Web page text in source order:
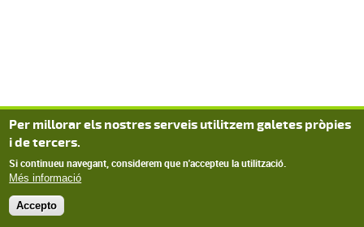
Per millorar els nostres serveis utilitzem galetes pròpies
i de tercers.
Si continueu navegant, considerem que n'accepteu la utilització.
Més informació
Accepto